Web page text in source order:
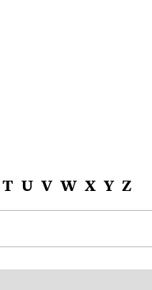
T U V W X Y Z